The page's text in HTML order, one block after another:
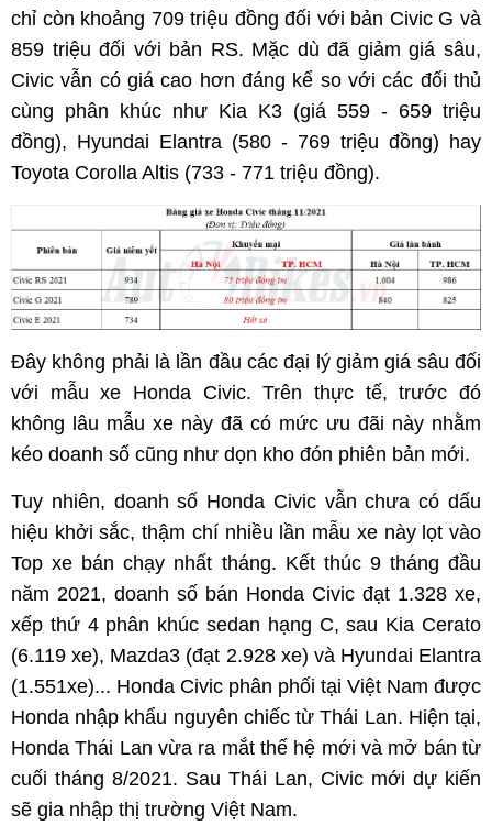
chỉ còn khoảng 709 triệu đồng đối với bản Civic G và
859 triệu đối với bản RS. Mặc dù đã giảm giá sâu,
Civic vẫn có giá cao hơn đáng kể so với các đối thủ
cùng phân khúc như Kia K3 (giá 559 - 659 triệu
đồng), Hyundai Elantra (580 - 769 triệu đồng) hay
Toyota Corolla Altis (733 - 771 triệu đồng).
Đây không phải là lần đầu các đại lý giảm giá sâu đối
với mẫu xe Honda Civic. Trên thực tế, trước đó
không lâu mẫu xe này đã có mức ưu đãi này nhằm
kéo doanh số cũng như dọn kho đón phiên bản mới.
Tuy nhiên, doanh số Honda Civic vẫn chưa có dấu
hiệu khởi sắc, thậm chí nhiều lần mẫu xe này lọt vào
Top xe bán chạy nhất tháng. Kết thúc 9 tháng đầu
năm 2021, doanh số bán Honda Civic đạt 1.328 xe,
xếp thứ 4 phân khúc sedan hạng C, sau Kia Cerato
(6.119 xe), Mazda3 (đạt 2.928 xe) và Hyundai Elantra
(1.551xe)... Honda Civic phân phối tại Việt Nam được
Honda nhập khẩu nguyên chiếc từ Thái Lan. Hiện tại,
Honda Thái Lan vừa ra mắt thế hệ mới và mở bán từ
cuối tháng 8/2021. Sau Thái Lan, Civic mới dự kiến
sẽ gia nhập thị trường Việt Nam.